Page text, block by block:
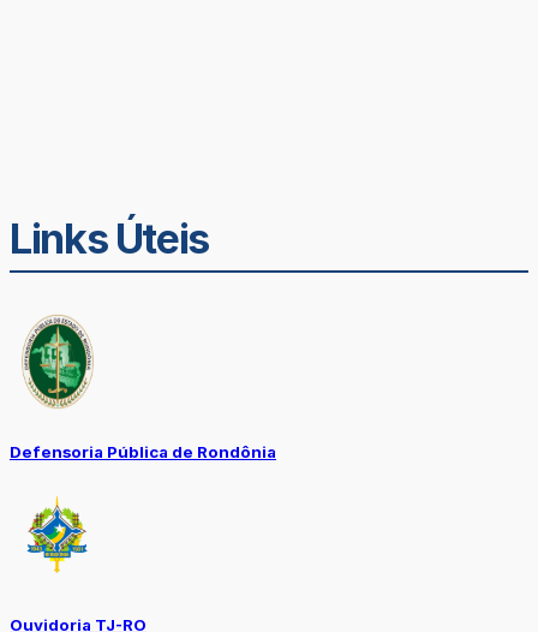
Links Úteis
Defensoria Pública de Rondônia
Ouvidoria TJ-RO